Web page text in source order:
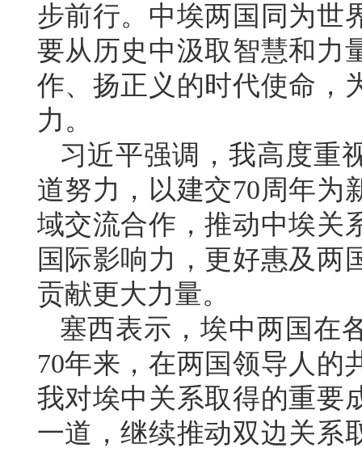
步前行。中埃两国同为世
要从历史中汲取智慧和力
作、扬正义的时代使命，
力。
习近平强调，我高度重
道努力，以建交70周年为
域交流合作，推动中埃关
国际影响力，更好惠及两
贡献更大力量。
塞西表示，埃中两国在
70年来，在两国领导人的
我对埃中关系取得的重要
一道，继续推动双边关系